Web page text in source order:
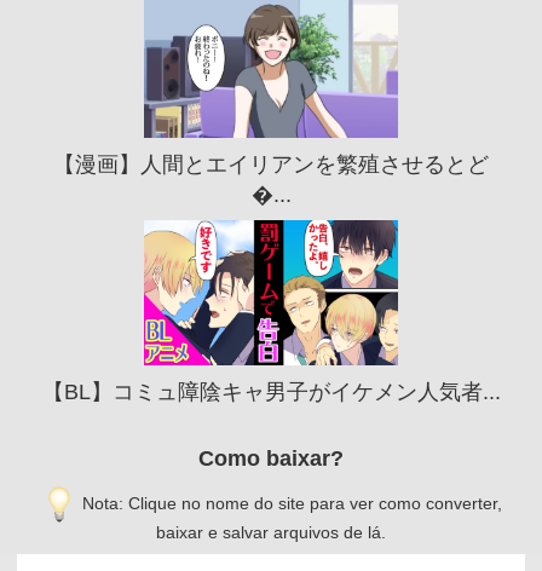
【漫画】人間とエイリアンを繁殖させるとど
�...
【BL】コミュ障陰キャ男子がイケメン人気者...
Como baixar?
Nota: Clique no nome do site para ver como converter,
baixar e salvar arquivos de lá.